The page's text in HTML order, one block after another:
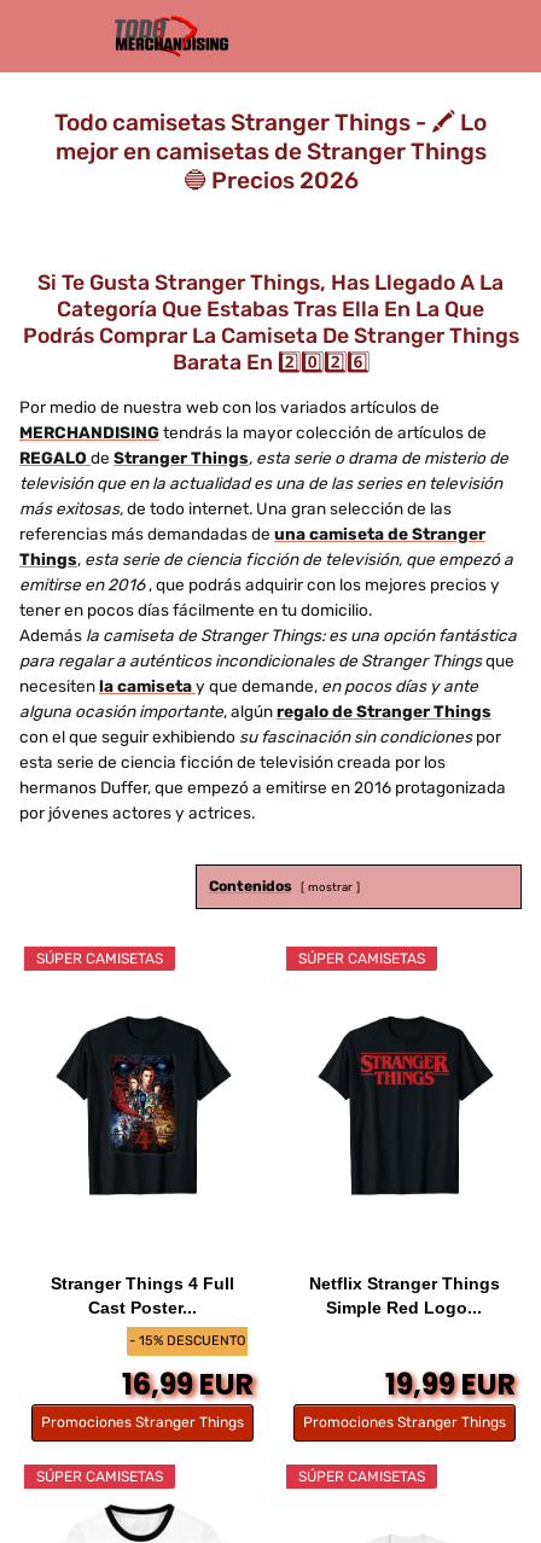
Todo camisetas Stranger Things - 🖍️ Lo
mejor en camisetas de Stranger Things
🔵 Precios 2026
Si Te Gusta Stranger Things, Has Llegado A La
Categoría Que Estabas Tras Ella En La Que
Podrás Comprar La Camiseta De Stranger Things
Barata En 2️⃣0️⃣2️⃣6️⃣
Por medio de nuestra web con los variados artículos de
MERCHANDISINGtendrás la mayor colección de artículos de
REGALO de Stranger Things, esta serie o drama de misterio de
televisión que en la actualidad es una de las series en televisión
más exitosas,de todo internet. Una gran selección de las
referencias más demandadas de una camiseta de Stranger
Things, esta serie de ciencia ficción de televisión, que empezó a
emitirse en 2016, que podrás adquirir con los mejores precios y
tener en pocos días fácilmente en tu domicilio.
Además la camiseta de Stranger Things: es una opción fantástica
para regalar a auténticos incondicionales de Stranger Thingsque
necesitenla camisetay que demande, en pocos días y ante
alguna ocasión importante, algúnregalo de Stranger Things
con el que seguir exhibiendo su fascinación sin condicionespor
esta serie de ciencia ficción de televisión creada por los
hermanos Duffer, que empezó a emitirse en 2016 protagonizada
por jóvenes actores y actrices.
Contenidos mostrar
- 15% DESCUENTO
SÚPER CAMISETAS
Stranger Things 4 Full
Cast Poster...
16,99 EUR
Promociones Stranger Things
SÚPER CAMISETAS
Netflix Stranger Things
Simple Red Logo...
19,99 EUR
Promociones Stranger Things
SÚPER CAMISETAS SÚPER CAMISETAS